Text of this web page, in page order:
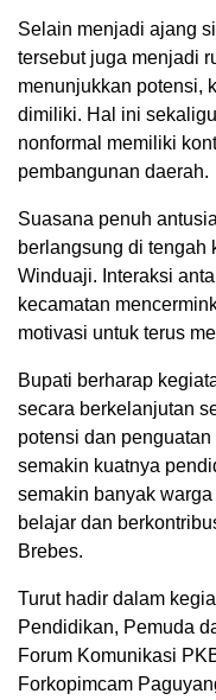
Selain menjadi ajang
tersebut juga menjadi
menunjukkan potensi,
dimiliki. Hal ini
nonformal memiliki
pembangunan daerah.
Suasana penuh
berlangsung di tengah
Winduaji. Interaksi
kecamatan
motivasi untuk terus
Bupati berharap
secara berkelanjutan
potensi dan
semakin kuatnya
semakin banyak
belajar dan
Brebes.
Turut hadir dalam
Pendidikan, Pemuda
Forum Komunikasi
Forkopimcam